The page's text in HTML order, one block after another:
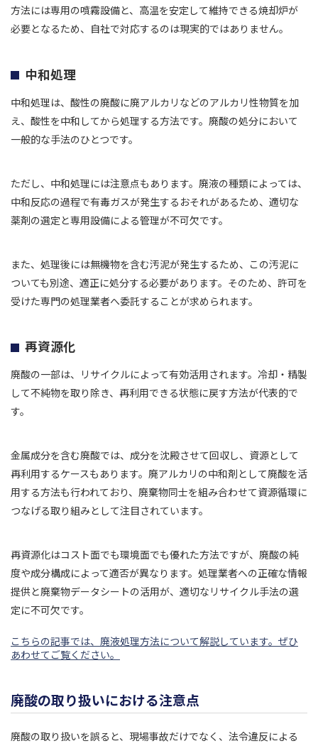
方法には専用の噴霧設備と、高温を安定して維持できる焼却炉が
必要となるため、自社で対応するのは現実的ではありません。
中和処理
中和処理は、酸性の廃酸に廃アルカリなどのアルカリ性物質を加
え、酸性を中和してから処理する方法です。廃酸の処分において
一般的な手法のひとつです。
ただし、中和処理には注意点もあります。廃液の種類によっては、
中和反応の過程で有毒ガスが発生するおそれがあるため、適切な
薬剤の選定と専用設備による管理が不可欠です。
また、処理後には無機物を含む汚泥が発生するため、この汚泥に
ついても別途、適正に処分する必要があります。そのため、許可を
受けた専門の処理業者へ委託することが求められます。
再資源化
廃酸の一部は、リサイクルによって有効活用されます。冷却・精製
して不純物を取り除き、再利用できる状態に戻す方法が代表的で
す。
金属成分を含む廃酸では、成分を沈殿させて回収し、資源として
再利用するケースもあります。廃アルカリの中和剤として廃酸を活
用する方法も行われており、廃棄物同士を組み合わせて資源循環に
つなげる取り組みとして注目されています。
再資源化はコスト面でも環境面でも優れた方法ですが、廃酸の純
度や成分構成によって適否が異なります。処理業者への正確な情報
提供と廃棄物データシートの活用が、適切なリサイクル手法の選
定に不可欠です。
こちらの記事では、廃液処理方法について解説しています。ぜひ
あわせてご覧ください。
廃酸の取り扱いにおける注意点
廃酸の取り扱いを誤ると、現場事故だけでなく、法令違反による